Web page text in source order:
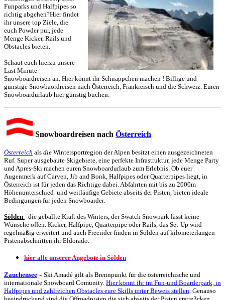
Funparks und Halfpipes so
richtig abgehen?Hier findet
ihr unsere top Ziele, die
euch Powder pur, jede
Menge Kicker, Rails und
Obstacles bieten.
Schaut euch hierzu unsere
Last Minute
Snowboardreisen an. Hier könnt ihr Schnäppchen machen ! Billige und
günstige Snowbaordreisen nach Österreich, Frankreisch und die Schweiz. Euren
Snowboardurlaub hier günstig buchen:
Snowboardreisen nach Österreich
Österreich als die Wintersportregion der Alpen besitzt einen ausgezeichneten
Ruf. Super ausgebaute Skigebiete, eine perfekte Infrastruktur, jede Menge Party
und Apres-Ski machen euren Snowboardurlaub zum Erlebnis. Ob euer
Augenmerk auf Carven, Jib and Bonk, Halfpipes oder Quarterpipes liegt, in
Österreich ist für jeden das Richtige dabei. Abfahrten mit bis zu 2000m
Höhenunterschied und weitläufige Gebiete abseits der Pisten, bieten ideale
Bedingungen für jeden Snowboarder.
Sölden - die geballte Kraft des Winters, der Swatch Snowpark lässt keine
Wünsche offen. Kicker, Halfpipe, Quarterpipe oder Rails, das Set-Up wird
regelmäßig erweitert und auch Freerider finden in Sölden auf kilometerlangen
Pistenabschnitten ihr Eldorado.
hier alle unserer Angebote in Sölden
Zauchensee - Ski Amadé gilt als Brennpunkt für die österreichische und
internationale Snowboard Comunity. Hier könnt ihr im Fun-und Boarderpark, in
Halfpipes und zahlreichen Obstacles eure Skills unter Beweis stellen. Genauso